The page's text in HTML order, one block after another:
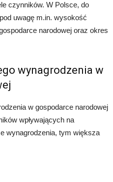
czynników. W Polsce, do
uwagę m.in. wysokość
narodowej oraz okres
wynagrodzenia w
w gospodarce narodowej
wpływających na
wynagrodzenia, tym większa